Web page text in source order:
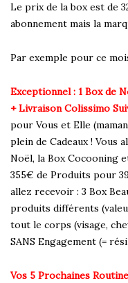
Le prix de la box est de
abonnement mais la
Par exemple pour ce
Exceptionnel : 1 Box de
+ Livraison Colissimo
pour Vous et Elle
plein de Cadeaux ! Vous
Noël, la Box Cocooning
355€ de Produits pour
allez recevoir : 3 Box
produits différents
tout le corps (visage,
SANS Engagement (=
Vos 5 Prochaines